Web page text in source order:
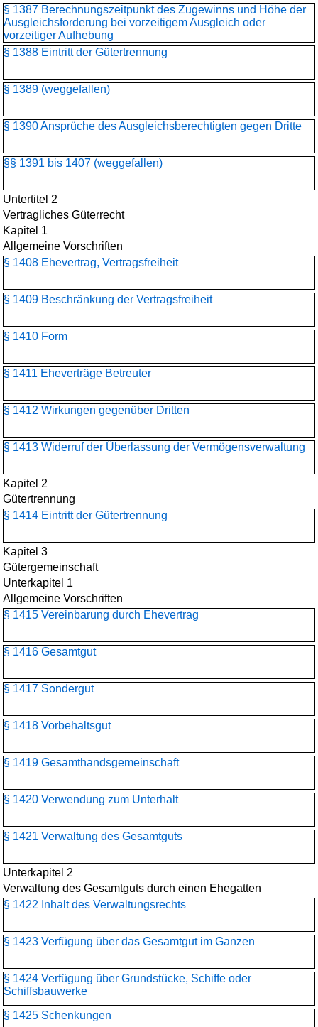
§ 1387 Berechnungszeitpunkt des Zugewinns und Höhe der
Ausgleichsforderung bei vorzeitigem Ausgleich oder
vorzeitiger Aufhebung
§ 1388 Eintritt der Gütertrennung
§ 1389 (weggefallen)
§ 1390 Ansprüche des Ausgleichsberechtigten gegen Dritte
§§ 1391 bis 1407 (weggefallen)
Untertitel 2
Vertragliches Güterrecht
Kapitel 1
Allgemeine Vorschriften
§ 1408 Ehevertrag, Vertragsfreiheit
§ 1409 Beschränkung der Vertragsfreiheit
§ 1410 Form
§ 1411 Eheverträge Betreuter
§ 1412 Wirkungen gegenüber Dritten
§ 1413 Widerruf der Überlassung der Vermögensverwaltung
Kapitel 2
Gütertrennung
§ 1414 Eintritt der Gütertrennung
Kapitel 3
Gütergemeinschaft
Unterkapitel 1
Allgemeine Vorschriften
§ 1415 Vereinbarung durch Ehevertrag
§ 1416 Gesamtgut
§ 1417 Sondergut
§ 1418 Vorbehaltsgut
§ 1419 Gesamthandsgemeinschaft
§ 1420 Verwendung zum Unterhalt
§ 1421 Verwaltung des Gesamtguts
Unterkapitel 2
Verwaltung des Gesamtguts durch einen Ehegatten
§ 1422 Inhalt des Verwaltungsrechts
§ 1423 Verfügung über das Gesamtgut im Ganzen
§ 1424 Verfügung über Grundstücke, Schiffe oder
Schiffsbauwerke
§ 1425 Schenkungen